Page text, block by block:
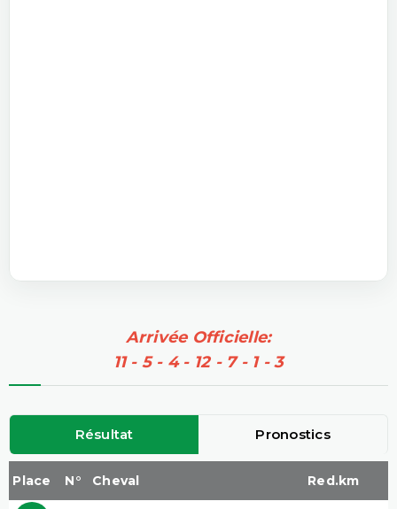
Arrivée Officielle:
11 - 5 - 4 - 12 - 7 - 1 - 3
Résultat Pronostics
Place N° Cheval Red.km